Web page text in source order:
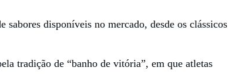
sabores disponíveis no mercado, desde os clássicos
tradição de “banho de vitória”, em que atletas